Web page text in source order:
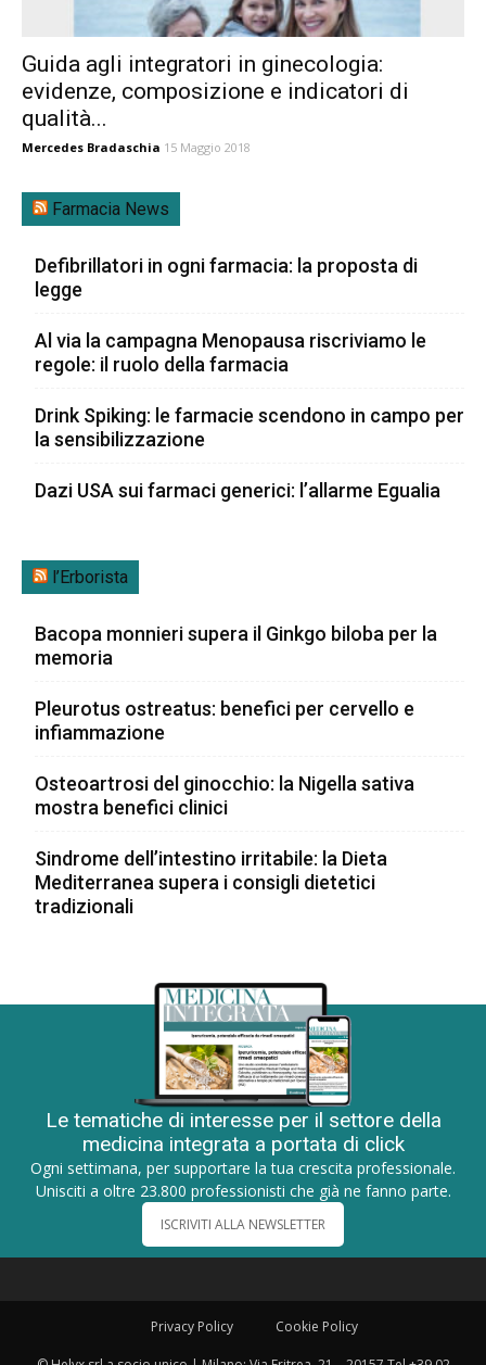
Guida agli integratori in ginecologia:
evidenze, composizione e indicatori di
qualità...
Mercedes Bradaschia 15 Maggio 2018
Farmacia News
Defibrillatori in ogni farmacia: la proposta di
legge
Al via la campagna Menopausa riscriviamo le
regole: il ruolo della farmacia
Drink Spiking: le farmacie scendono in campo per
la sensibilizzazione
Dazi USA sui farmaci generici: l’allarme Egualia
l’Erborista
Bacopa monnieri supera il Ginkgo biloba per la
memoria
Pleurotus ostreatus: benefici per cervello e
infiammazione
Osteoartrosi del ginocchio: la Nigella sativa
mostra benefici clinici
Sindrome dell’intestino irritabile: la Dieta
Mediterranea supera i consigli dietetici
tradizionali
Le tematiche di interesse per il settore della
medicina integrata a portata di click
Ogni settimana, per supportare la tua crescita professionale.
Unisciti a oltre 23.800 professionisti che già ne fanno parte.
ISCRIVITI ALLA NEWSLETTER
Privacy Policy Cookie Policy